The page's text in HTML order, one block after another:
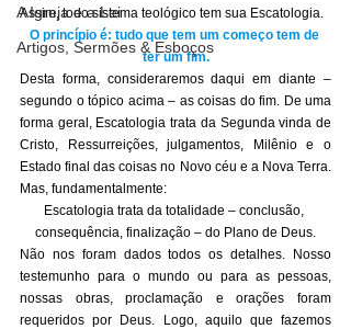
A Igreja e a Lei
Artigos, Sermões & Esboços
Assim, todo sistema teológico tem sua Escatologia.
O princípio é: tudo que tem um começo tem de
ter um fim.
Desta forma, consideraremos daqui em diante –
segundo o tópico acima – as coisas do fim. De uma
forma geral, Escatologia trata da Segunda vinda de
Cristo, Ressurreições, julgamentos, Milênio e o
Estado final das coisas no Novo céu e a Nova Terra.
Mas, fundamentalmente:
Escatologia trata da totalidade – conclusão,
consequência, finalização – do Plano de Deus.
Não nos foram dados todos os detalhes. Nosso
testemunho para o mundo ou para as pessoas,
nossas obras, proclamação e orações foram
requeridos por Deus. Logo, aquilo que fazemos